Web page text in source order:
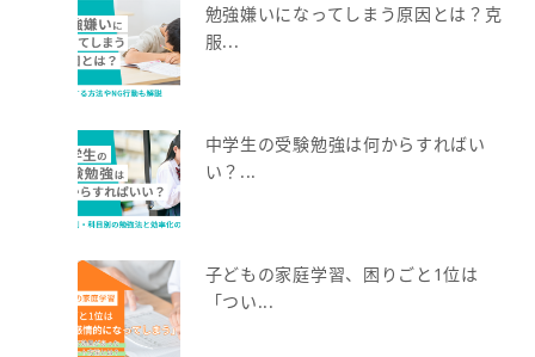
勉強嫌いになってしまう原因とは？克
服...
中学生の受験勉強は何からすればい
い？...
子どもの家庭学習、困りごと1位は
「つい...